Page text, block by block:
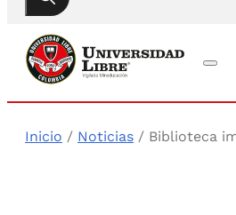
Inicio / Noticias / Biblioteca